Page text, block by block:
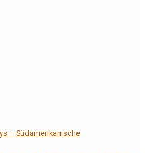
– Südamerikanische